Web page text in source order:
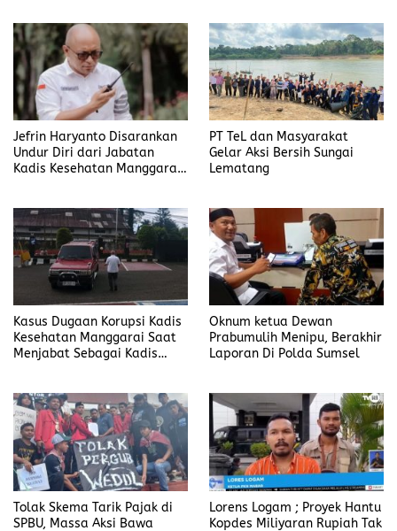
Jefrin Haryanto Disarankan
Undur Diri dari Jabatan
Kadis Kesehatan Manggarai,
PT TeL dan Masyarakat
Gelar Aksi Bersih Sungai
Lematang
Kasus Dugaan Korupsi Kadis
Kesehatan Manggarai Saat
Menjabat Sebagai Kadis
Oknum ketua Dewan
Prabumulih Menipu, Berakhir
Laporan Di Polda Sumsel
Tolak Skema Tarik Pajak di
SPBU, Massa Aksi Bawa
Lorens Logam ; Proyek Hantu
Kopdes Miliyaran Rupiah Tak